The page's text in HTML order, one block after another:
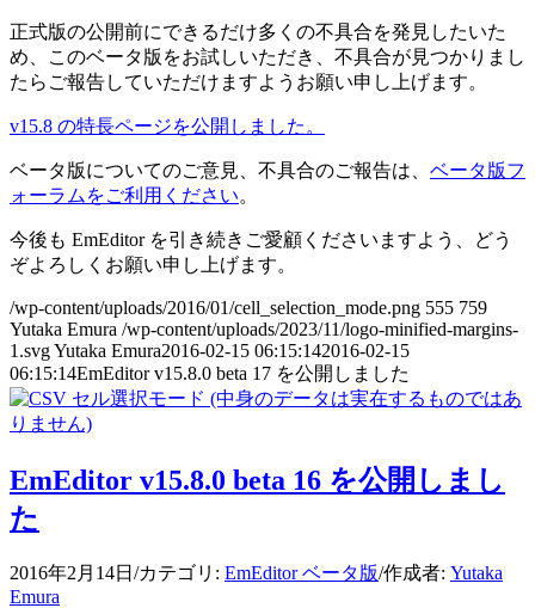
正式版の公開前にできるだけ多くの不具合を発見したいた
め、このベータ版をお試しいただき、不具合が見つかりまし
たらご報告していただけますようお願い申し上げます。
v15.8 の特長ページを公開しました。
ベータ版についてのご意見、不具合のご報告は、 ベータ版フ
ォーラムをご利用ください。
今後も EmEditor を引き続きご愛顧くださいますよう、どう
ぞよろしくお願い申し上げます。
/wp-content/uploads/2016/01/cell_selection_mode.png 555 759
Yutaka Emura /wp-content/uploads/2023/11/logo-minified-margins-
1.svgYutaka Emura2016-02-15 06:15:142016-02-15
06:15:14EmEditor v15.8.0 beta 17 を公開しました
EmEditor v15.8.0 beta 16 を公開しまし
た
2016年2月14日 /カテゴリ: EmEditor ベータ版/作成者: Yutaka
Emura